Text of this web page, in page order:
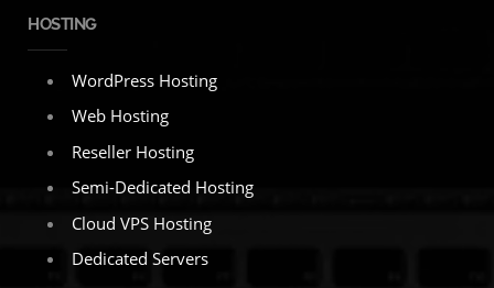
HOSTING
WordPress Hosting
Web Hosting
Reseller Hosting
Semi-Dedicated Hosting
Cloud VPS Hosting
Dedicated Servers